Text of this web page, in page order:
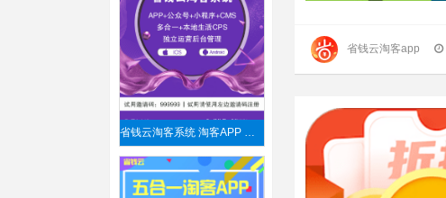
省钱云淘客系统 淘客APP 小程序
省钱云淘客app